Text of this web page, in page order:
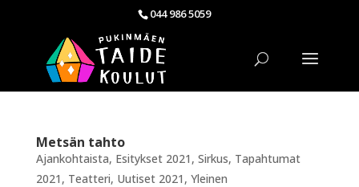
044 986 5059
Metsän tahto
Ajankohtaista, Esitykset 2021 , Sirkus, Tapahtumat
2021 , Teatteri, Uutiset 2021 , Yleinen